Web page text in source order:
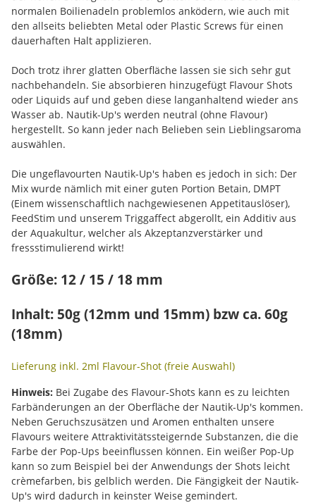
normalen Boilienadeln problemlos anködern, wie auch mit
den allseits beliebten Metal oder Plastic Screws für einen
dauerhaften Halt applizieren.
Doch trotz ihrer glatten Oberfläche lassen sie sich sehr gut
nachbehandeln. Sie absorbieren hinzugefügt Flavour Shots
oder Liquids auf und geben diese langanhaltend wieder ans
Wasser ab. Nautik-Up's werden neutral (ohne Flavour)
hergestellt. So kann jeder nach Belieben sein Lieblingsaroma
auswählen.
Die ungeflavourten Nautik-Up's haben es jedoch in sich: Der
Mix wurde nämlich mit einer guten Portion Betain, DMPT
(Einem wissenschaftlich nachgewiesenen Appetitauslöser),
FeedStim und unserem Triggaffect abgerollt, ein Additiv aus
der Aquakultur, welcher als Akzeptanzverstärker und
fressstimulierend wirkt!
Größe: 12 / 15 / 18 mm
Inhalt: 50g (12mm und 15mm) bzw ca. 60g
(18mm)
Lieferung inkl. 2ml Flavour-Shot (freie Auswahl)
Hinweis: Bei Zugabe des Flavour-Shots kann es zu leichten
Farbänderungen an der Oberfläche der Nautik-Up's kommen.
Neben Geruchszusätzen und Aromen enthalten unsere
Flavours weitere Attraktivitätssteigernde Substanzen, die die
Farbe der Pop-Ups beeinflussen können. Ein weißer Pop-Up
kann so zum Beispiel bei der Anwendungs der Shots leicht
crèmefarben, bis gelblich werden. Die Fängigkeit der Nautik-
Up's wird dadurch in keinster Weise gemindert.